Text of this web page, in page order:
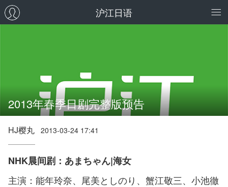
沪江日语
2013年春季日剧完整版预告
HJ樱丸 2013-03-24 17:41
NHK晨间剧：あまちゃん|海女
主演：能年玲奈、尾美としのり、蟹江敬三、小池徹